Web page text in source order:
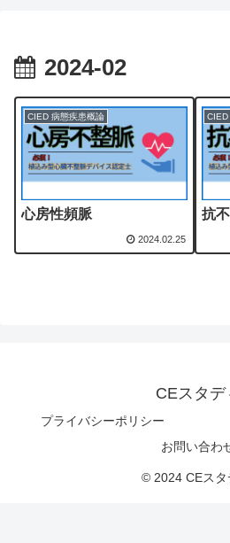
2024-02
CIED 病態疾患概論
心房性頻脈
2024.02.25
CIED
抗
CEスタデ
プライバシーポリシー
お問い合わ
© 2024 CEスタ